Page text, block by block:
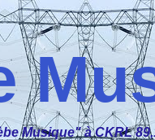
Musique" à CKRL